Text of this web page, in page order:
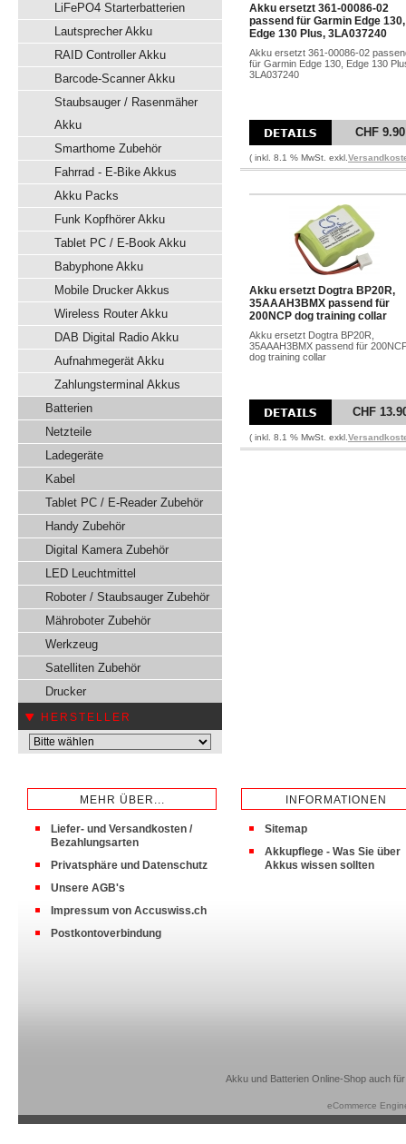
LiFePO4 Starterbatterien
Lautsprecher Akku
RAID Controller Akku
Barcode-Scanner Akku
Staubsauger / Rasenmäher
Akku
Smarthome Zubehör
Fahrrad - E-Bike Akkus
Akku Packs
Funk Kopfhörer Akku
Tablet PC / E-Book Akku
Babyphone Akku
Mobile Drucker Akkus
Wireless Router Akku
DAB Digital Radio Akku
Aufnahmegerät Akku
Zahlungsterminal Akkus
Batterien
Netzteile
Ladegeräte
Kabel
Tablet PC / E-Reader Zubehör
Handy Zubehör
Digital Kamera Zubehör
LED Leuchtmittel
Roboter / Staubsauger Zubehör
Mähroboter Zubehör
Werkzeug
Satelliten Zubehör
Drucker
HERSTELLER
Akku ersetzt 361-00086-02
passend für Garmin Edge 130,
Edge 130 Plus, 3LA037240
Akku ersetzt 361-00086-02
für Garmin Edge 130, Edge 130
3LA037240
CHF 9.90
( inkl. 8.1 % MwSt. exkl.
Akku ersetzt Dogtra BP20R,
35AAAH3BMX passend für
200NCP dog training collar
Akku ersetzt Dogtra BP20R,
35AAAH3BMX passend für
dog training collar
CHF
( inkl. 8.1 % MwSt. exkl.
MEHR ÜBER...
Liefer- und Versandkosten /
Bezahlungsarten
Privatsphäre und Datenschutz
Unsere AGB's
Impressum von Accuswiss.ch
Postkontoverbindung
INFORMATIONEN
Sitemap
Akkupflege - Was Sie über
Akkus wissen sollten
Akku und Batterien Online-Shop auch
eCommerce